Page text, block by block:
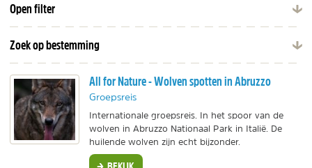
Open filter
Zoek op bestemming
All for Nature - Wolven spotten in Abruzzo
Groepsreis
Internationale groepsreis. In het spoor van de
wolven in Abruzzo Nationaal Park in Italië. De
huilende wolven zijn echt bijzonder.